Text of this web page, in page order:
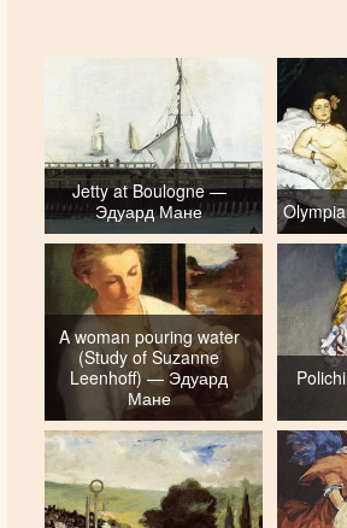
Jetty at Boulogne —
Эдуард Мане
A woman pouring water
(Study of Suzanne
Leenhoff) — Эдуард
Мане